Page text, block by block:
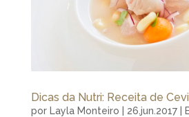
Dicas da Nutri: Receita de
por Layla Monteiro | 26.jun.2017|